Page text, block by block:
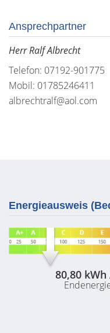
Ansprechpartner
Herr Ralf Albrecht
Telefon: 07192-901775
Mobil: 01785246411
albrechtralf@aol.com
Energieausweis
80,80